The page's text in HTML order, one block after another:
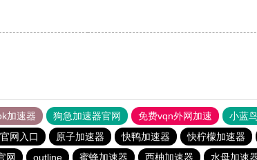
加速器 狗急加速器官网 免费vqn外网加速 小蓝
网入口 原子加速器 快鸭加速器 快柠檬加速器
网 outline 蜜蜂加速器 西柚加速器 水母加速